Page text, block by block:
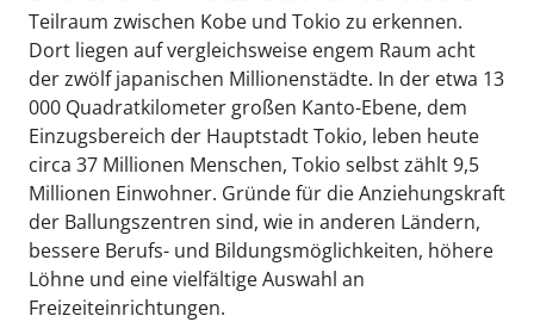
Teilraum zwischen Kobe und Tokio zu erkennen.
Dort liegen auf vergleichsweise engem Raum acht
der zwölf japanischen Millionenstädte. In der etwa 13
000 Quadratkilometer großen Kanto-Ebene, dem
Einzugsbereich der Hauptstadt Tokio, leben heute
circa 37 Millionen Menschen, Tokio selbst zählt 9,5
Millionen Einwohner. Gründe für die Anziehungskraft
der Ballungszentren sind, wie in anderen Ländern,
bessere Berufs- und Bildungsmöglichkeiten, höhere
Löhne und eine vielfältige Auswahl an
Freizeiteinrichtungen.